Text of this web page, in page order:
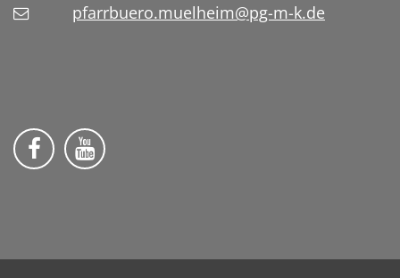
pfarrbuero.muelheim@pg-m-k.de
Wir auf Facebook
Wir auf YouTube